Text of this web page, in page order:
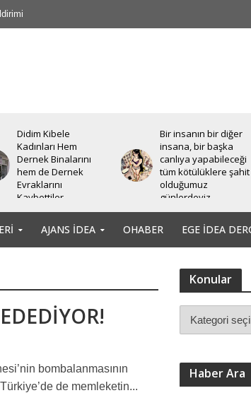
Didim Kibele
Kadınları Hem
Dernek Binalarını
hem de Dernek
Evraklarını
Kaybettiler.
Bir insanın bir diğer
insana, bir başka
canlıya yapabileceği
tüm kötülüklere şahit
olduğumuz
günlerdeyiz.
AJANS İDEA OHABER EGE İDEA
bombalanmasının
de memleketin...
Konular
Haber Ara